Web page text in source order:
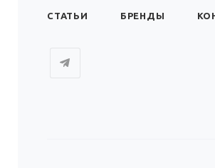
СТАТЬИ БРЕНДЫ